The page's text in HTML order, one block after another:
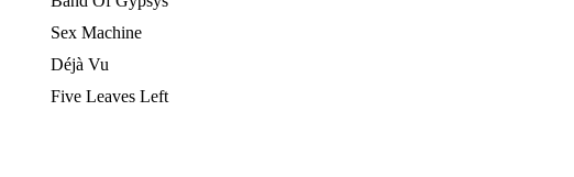
Sex Machine
Déjà Vu
Five Leaves Left